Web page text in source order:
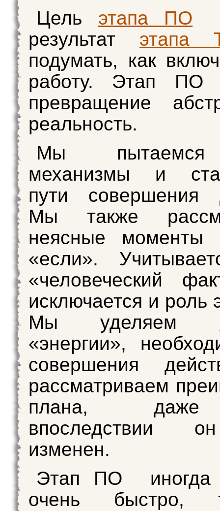
Цель этапа ПО
результат этапа
подумать, как
работу. Этап
превращение
реальность.
Мы
механизмы и
пути совершения
Мы также
неясные моменты
«если».
«человеческий
исключается и роль
Мы уделяем
«энергии»,
совершения
рассматриваем
плана,
впоследствии
изменен.
Этап ПО иногда
очень быстро,